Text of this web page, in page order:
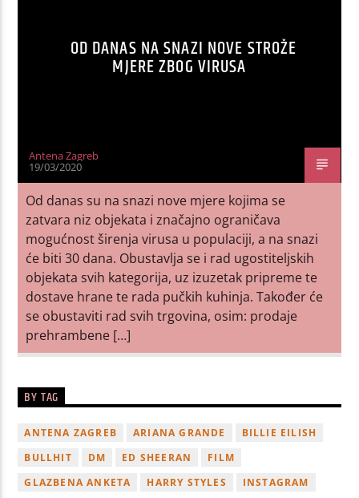
OD DANAS NA SNAZI NOVE STROŽE
MJERE ZBOG VIRUSA
Antena Zagreb
19/03/2020
Od danas su na snazi nove mjere kojima se
zatvara niz objekata i značajno ograničava
mogućnost širenja virusa u populaciji, a na snazi
će biti 30 dana. Obustavlja se i rad ugostiteljskih
objekata svih kategorija, uz izuzetak pripreme te
dostave hrane te rada pučkih kuhinja. Također će
se obustaviti rad svih trgovina, osim: prodaje
prehrambene […]
BY TAG
ANTENA ZAGREB ARIANA GRANDE
BILLIE EILISH
BULLHIT
DM ED SHEERAN
FILM
GLAZBENA ANKETA
HARRY STYLES
INSTAGRAM